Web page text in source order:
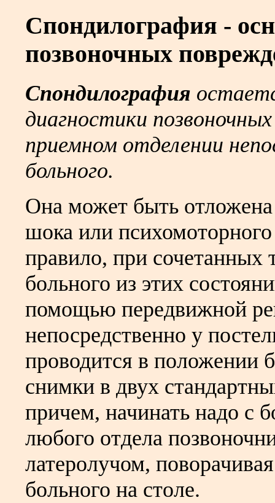
Спондилография -
позвоночных
Спондилография
диагностики
приемном отделении
больного.
Она может быть отложена
шока или
правило, при
больного из этих
помощью передвижной
непосредственно у
проводится в положении
снимки в двух
причем, начинать надо с
любого отдела
латеролучом,
больного на столе.